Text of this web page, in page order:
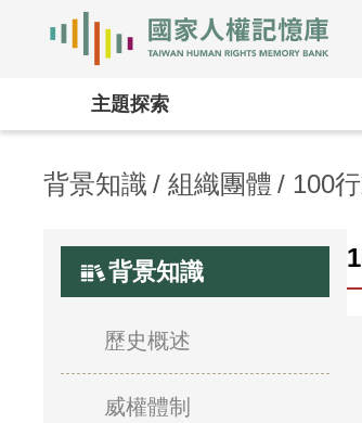
主題探索
背景知識 組織團體 100
背景知識
歷史概述
威權體制